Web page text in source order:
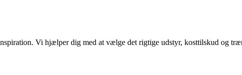
Vi hjælper dig med at vælge det rigtige udstyr, kosttilskud og